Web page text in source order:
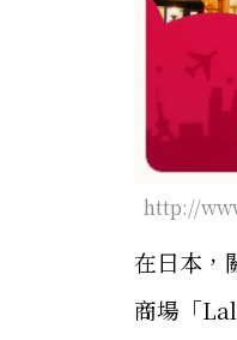
http://
在日本，
商場「